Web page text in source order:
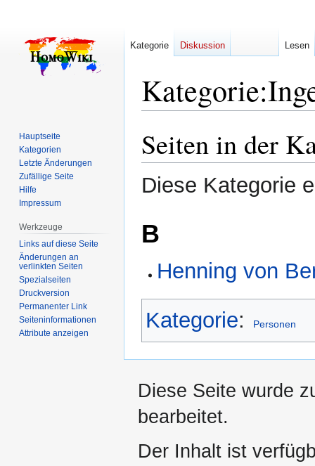
Kategorie:
Navigation
springen
Suche
springen
Seiten in der
Diese Kategorie
B
Henning von
Kategorie: Personen
Kategorie Diskussion Lesen
Hauptseite
Kategorien
Letzte Änderungen
Zufällige Seite
Hilfe
Impressum
Werkzeuge
Links auf diese Seite
Änderungen an
verlinkten Seiten
Spezialseiten
Druckversion
Permanenter Link
Seiten­­informationen
Attribute anzeigen
Diese Seite wurde
bearbeitet.
Der Inhalt ist